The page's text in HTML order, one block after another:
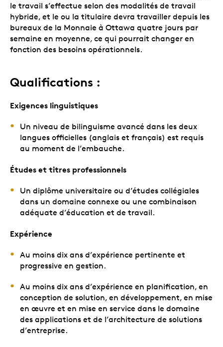
le travail s’effectue selon des modalités de travail
hybride, et le ou la titulaire devra travailler depuis les
bureaux de la Monnaie à Ottawa quatre jours par
semaine en moyenne, ce qui pourrait changer en
fonction des besoins opérationnels.
Qualifications :
Exigences linguistiques
Un niveau de bilinguisme avancé dans les deux
langues officielles (anglais et français) est requis
au moment de l’embauche.
Études et titres professionnels
Un diplôme universitaire ou d’études collégiales
dans un domaine connexe ou une combinaison
adéquate d’éducation et de travail.
Expérience
Au moins dix ans d’expérience pertinente et
progressive en gestion.
Au moins dix ans d’expérience en planification, en
conception de solution, en développement, en mise
en œuvre et en mise en service dans le domaine
des applications et de l’architecture de solutions
d’entreprise.